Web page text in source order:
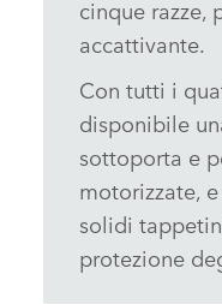
cinque razze,
accattivante.
Con tutti i
disponibile
sottoporta e
motorizzate,
solidi
protezione